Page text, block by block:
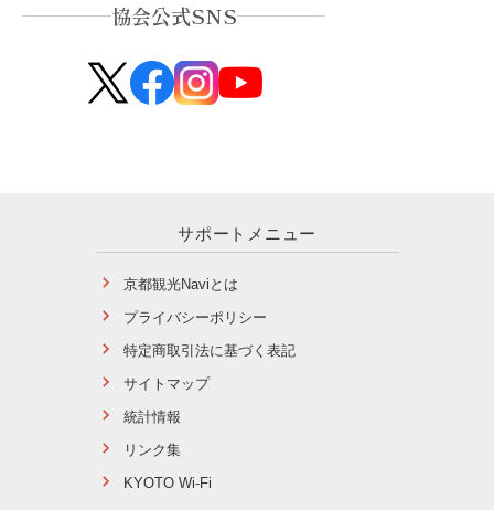
協会公式SNS
サポートメニュー
京都観光Naviとは
プライバシーポリシー
特定商取引法に基づく表記
サイトマップ
統計情報
リンク集
KYOTO Wi-Fi